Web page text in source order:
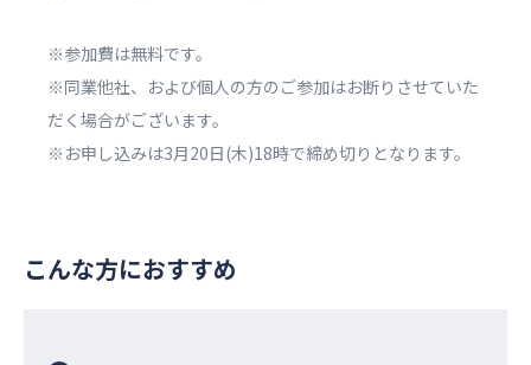
※参加費は無料です。
※同業他社、および個人の方のご参加はお断りさせていた
だく場合がございます。
※お申し込みは3月20日(木)18時で締め切りとなります。
こんな方におすすめ